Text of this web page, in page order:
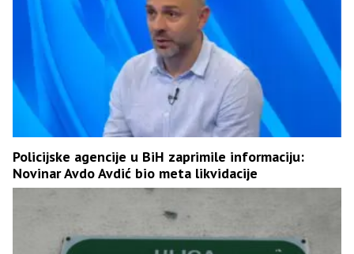
Policijske agencije u BiH zaprimile informaciju:
Novinar Avdo Avdić bio meta likvidacije